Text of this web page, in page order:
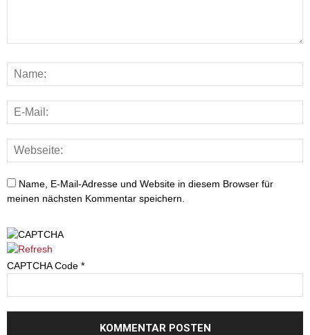
Name, E-Mail-Adresse und Website in diesem Browser für
meinen nächsten Kommentar speichern.
CAPTCHA Code *